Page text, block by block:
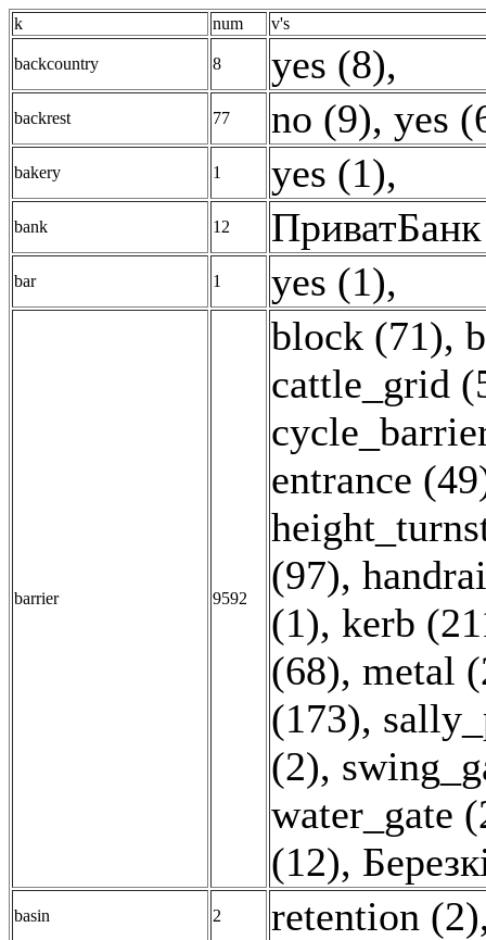
k num v's
backcountry 8 yes (8),
backrest 77 no (9), yes
bakery 1 yes (1),
bank 12
bar 1 yes (1),
barrier 9592
block (71),
cattle_grid
entrance
(97),
(1), kerb
(68), metal
(173),
(2),
water_gate
(12),
basin 2 retention (2)